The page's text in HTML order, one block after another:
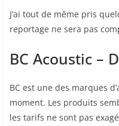
J’ai tout de même pris
reportage ne sera pas
BC Acoustic –
BC est une des marques
moment. Les produits
les tarifs ne sont pas